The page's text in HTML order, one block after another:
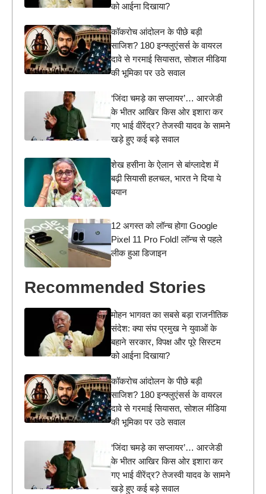
को आईना दिखाया?
कॉकरोच आंदोलन के पीछे बड़ी
साजिश? 180 इन्फ्लुएंसर्स के वायरल
दावे से गरमाई सियासत, सोशल मीडिया
की भूमिका पर उठे सवाल
‘जिंदा चमड़े का सप्लायर’… आरजेडी
के भीतर आखिर किस ओर इशारा कर
गए भाई वीरेंद्र? तेजस्वी यादव के सामने
खड़े हुए कई बड़े सवाल
शेख हसीना के ऐलान से बांग्लादेश में
बढ़ी सियासी हलचल, भारत ने दिया ये
बयान
12 अगस्त को लॉन्च होगा Google
Pixel 11 Pro Fold! लॉन्च से पहले
लीक हुआ डिजाइन
Recommended Stories
मोहन भागवत का सबसे बड़ा राजनीतिक
संदेश: क्या संघ प्रमुख ने युवाओं के
बहाने सरकार, विपक्ष और पूरे सिस्टम
को आईना दिखाया?
कॉकरोच आंदोलन के पीछे बड़ी
साजिश? 180 इन्फ्लुएंसर्स के वायरल
दावे से गरमाई सियासत, सोशल मीडिया
की भूमिका पर उठे सवाल
‘जिंदा चमड़े का सप्लायर’… आरजेडी
के भीतर आखिर किस ओर इशारा कर
गए भाई वीरेंद्र? तेजस्वी यादव के सामने
खड़े हुए कई बड़े सवाल